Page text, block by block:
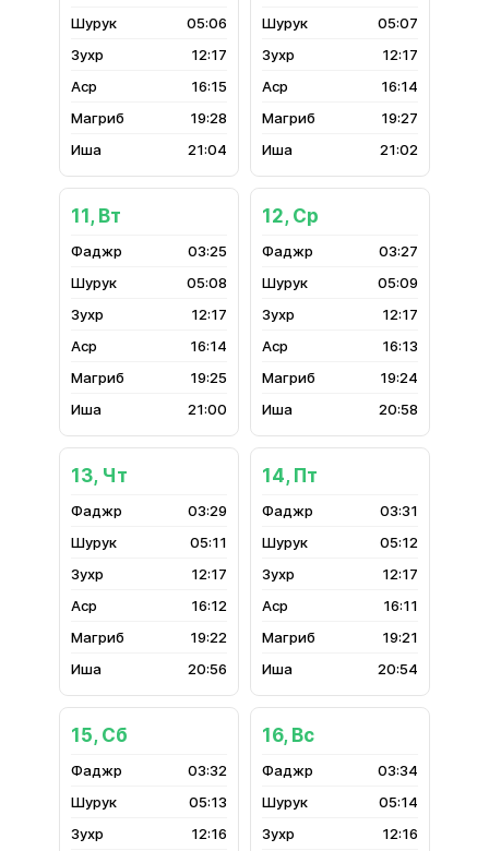
05:06
12:17
16:15
19:28
21:04
05:07
12:17
16:14
19:27
21:02
11, Вт
03:25
05:08
12:17
16:14
19:25
21:00
12, Ср
03:27
05:09
12:17
16:13
19:24
20:58
13, Чт
03:29
05:11
12:17
16:12
19:22
20:56
14, Пт
03:31
05:12
12:17
16:11
19:21
20:54
15, Сб
03:32
05:13
12:16
16, Вс
03:34
05:14
12:16